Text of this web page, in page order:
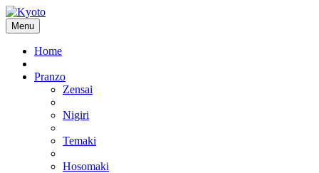
Menu
Home
Pranzo
Zensai
Nigiri
Temaki
Hosomaki